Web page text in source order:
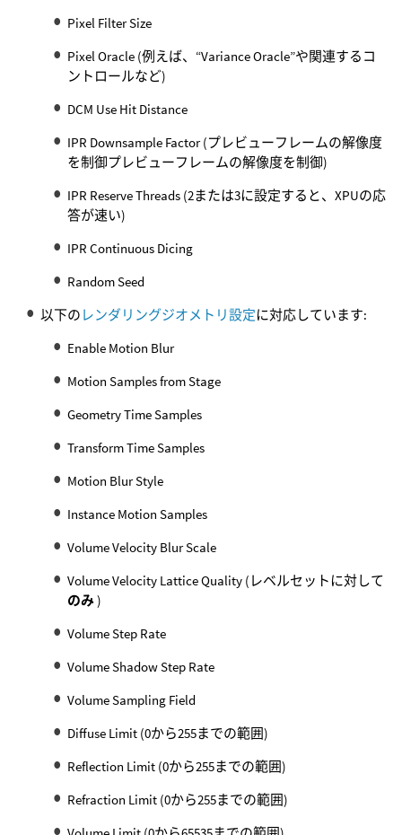
Pixel Filter Size
Pixel Oracle (例えば、“Variance Oracle”や関連するコ
ントロールなど)
DCM Use Hit Distance
IPR Downsample Factor (プレビューフレームの解像度
を制御プレビューフレームの解像度を制御)
IPR Reserve Threads (2または3に設定すると、XPUの応
答が速い)
IPR Continuous Dicing
Random Seed
以下の レンダリングジオメトリ設定に対応しています:
Enable Motion Blur
Motion Samples from Stage
Geometry Time Samples
Transform Time Samples
Motion Blur Style
Instance Motion Samples
Volume Velocity Blur Scale
Volume Velocity Lattice Quality (レベルセットに対して
のみ)
Volume Step Rate
Volume Shadow Step Rate
Volume Sampling Field
Diffuse Limit (0から255までの範囲)
Reflection Limit (0から255までの範囲)
Refraction Limit (0から255までの範囲)